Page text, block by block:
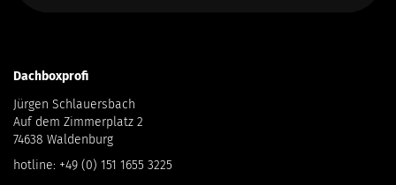
Dachboxprofi
Jürgen Schlauersbach
Auf dem Zimmerplatz 2
74638 Waldenburg
hotline: +49 (0) 151 1655 3225